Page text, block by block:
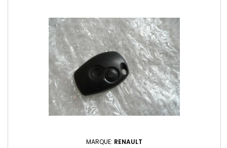
MARQUE: RENAULT